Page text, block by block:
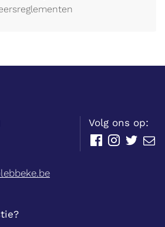
Volg ons op:
FacebookInstagram
Twitter
E-